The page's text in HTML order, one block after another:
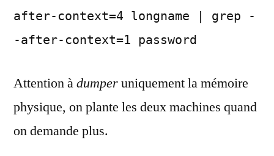
after-context=4 longname | grep -
-after-context=1 password
Attention àdumperuniquement la mémoire
physique, on plante les deux machines quand
on demande plus.